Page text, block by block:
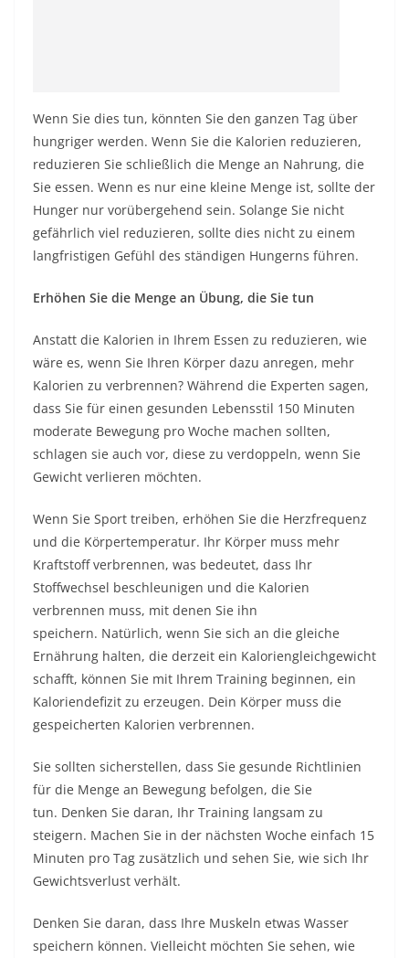
Wenn Sie dies tun, könnten Sie den ganzen Tag über
hungriger werden. Wenn Sie die Kalorien reduzieren,
reduzieren Sie schließlich die Menge an Nahrung, die
Sie essen. Wenn es nur eine kleine Menge ist, sollte der
Hunger nur vorübergehend sein. Solange Sie nicht
gefährlich viel reduzieren, sollte dies nicht zu einem
langfristigen Gefühl des ständigen Hungerns führen.
Erhöhen Sie die Menge an Übung, die Sie tun
Anstatt die Kalorien in Ihrem Essen zu reduzieren, wie
wäre es, wenn Sie Ihren Körper dazu anregen, mehr
Kalorien zu verbrennen? Während die Experten sagen,
dass Sie für einen gesunden Lebensstil 150 Minuten
moderate Bewegung pro Woche machen sollten,
schlagen sie auch vor, diese zu verdoppeln, wenn Sie
Gewicht verlieren möchten.
Wenn Sie Sport treiben, erhöhen Sie die Herzfrequenz
und die Körpertemperatur. Ihr Körper muss mehr
Kraftstoff verbrennen, was bedeutet, dass Ihr
Stoffwechsel beschleunigen und die Kalorien
verbrennen muss, mit denen Sie ihn
speichern. Natürlich, wenn Sie sich an die gleiche
Ernährung halten, die derzeit ein Kaloriengleichgewicht
schafft, können Sie mit Ihrem Training beginnen, ein
Kaloriendefizit zu erzeugen. Dein Körper muss die
gespeicherten Kalorien verbrennen.
Sie sollten sicherstellen, dass Sie gesunde Richtlinien
für die Menge an Bewegung befolgen, die Sie
tun. Denken Sie daran, Ihr Training langsam zu
steigern. Machen Sie in der nächsten Woche einfach 15
Minuten pro Tag zusätzlich und sehen Sie, wie sich Ihr
Gewichtsverlust verhält.
Denken Sie daran, dass Ihre Muskeln etwas Wasser
speichern können. Vielleicht möchten Sie sehen, wie